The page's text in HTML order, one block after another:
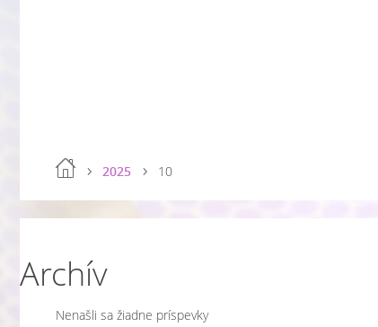
2025 10
Archív
Nenašli sa žiadne príspevky